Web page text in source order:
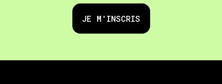
JE M'INSCRIS